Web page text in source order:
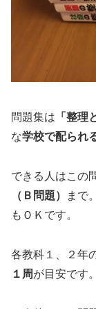
問題集は 「整理
な学校で配られ
できる人はこの
（Ｂ問題）
まで
もＯＫです。
各教科１、２年
１周が目安です。